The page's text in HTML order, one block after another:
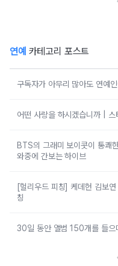
연예 카테고리 포스트
구독자가 아무리 많아도 연예
어떤 사랑을 하시겠습니까 | 스
BTS의 그래미 보이콧이 통쾌
와중에 간보는 하이브
[헐리우드 피칭] 케데헌 김보
칭
30일 동안 앨범 150개를 들으